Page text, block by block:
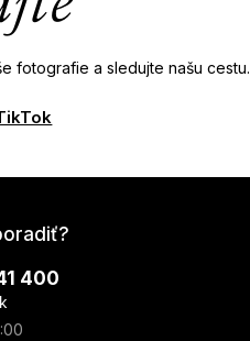
fotografie a sledujte našu cestu.
400